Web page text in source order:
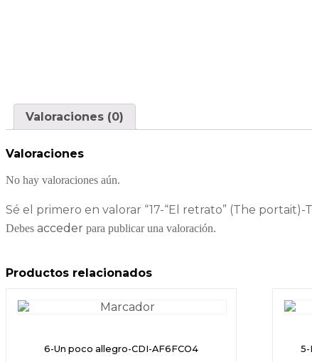
Valoraciones (0)
Valoraciones
No hay valoraciones aún.
Sé el primero en valorar “17-“El retrato” (The portait)-
Debes acceder para publicar una valoración.
Productos relacionados
6-Un poco allegro-CDI-AF6FCO4 5-